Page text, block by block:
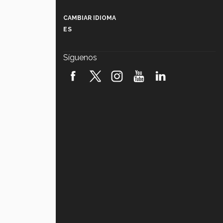
robótica FIRST 2026! (video)
CAMBIAR IDIOMA
ES
Síguenos